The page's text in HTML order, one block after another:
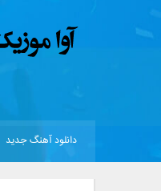
دانلود آهنگ جدید